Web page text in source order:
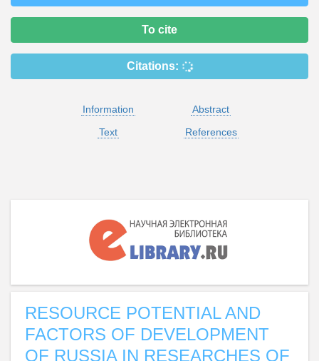
To cite
Citations:
Information
Abstract
Text
References
RESOURCE POTENTIAL AND
FACTORS OF DEVELOPMENT
OF RUSSIA IN RESEARCHES OF